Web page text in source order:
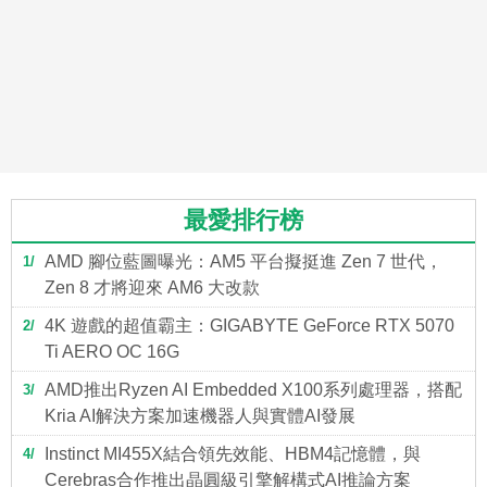
最愛排行榜
1
AMD 腳位藍圖曝光：AM5 平台擬挺進 Zen 7 世代，
Zen 8 才將迎來 AM6 大改款
2
4K 遊戲的超值霸主：GIGABYTE GeForce RTX 5070
Ti AERO OC 16G
3
AMD推出Ryzen AI Embedded X100系列處理器，搭配
Kria AI解決方案加速機器人與實體AI發展
4
Instinct MI455X結合領先效能、HBM4記憶體，與
Cerebras合作推出晶圓級引擎解構式AI推論方案